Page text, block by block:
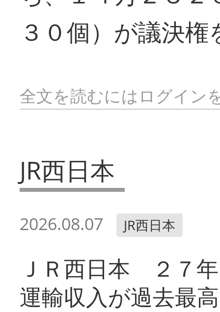
３０個）が議決
全文を読むにはログイン
JR西日本
2026.08.07 JR西日本
ＪＲ西日本 ２７
運輸収入が過去最高